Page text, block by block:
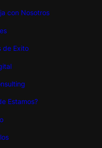
con Nosotros
de Exito
Estamos?